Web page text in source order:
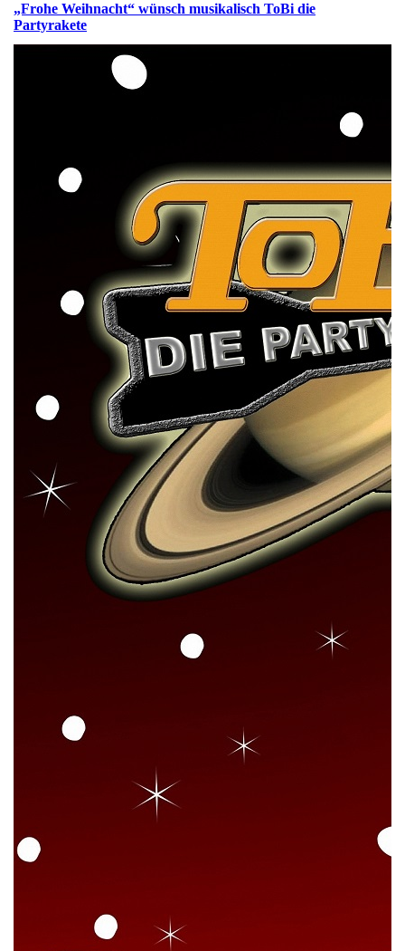
„Frohe Weihnacht“ wünsch musikalisch ToBi die
Partyrakete